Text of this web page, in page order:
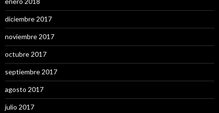
diciembre 2017
noviembre 2017
octubre 2017
septiembre 2017
agosto 2017
julio 2017